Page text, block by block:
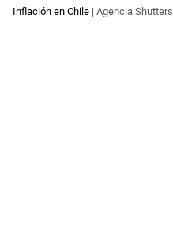
Inflación en Chile | Agencia